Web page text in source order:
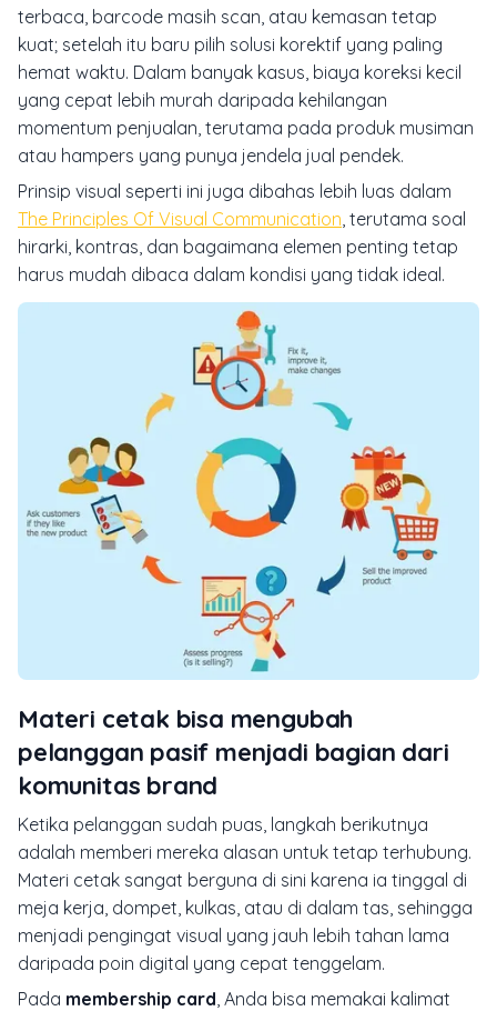
terbaca, barcode masih scan, atau kemasan tetap
kuat; setelah itu baru pilih solusi korektif yang paling
hemat waktu. Dalam banyak kasus, biaya koreksi kecil
yang cepat lebih murah daripada kehilangan
momentum penjualan, terutama pada produk musiman
atau hampers yang punya jendela jual pendek.
Prinsip visual seperti ini juga dibahas lebih luas dalam
The Principles Of Visual Communication , terutama soal
hirarki, kontras, dan bagaimana elemen penting tetap
harus mudah dibaca dalam kondisi yang tidak ideal.
Materi cetak bisa mengubah
pelanggan pasif menjadi bagian dari
komunitas brand
Ketika pelanggan sudah puas, langkah berikutnya
adalah memberi mereka alasan untuk tetap terhubung.
Materi cetak sangat berguna di sini karena ia tinggal di
meja kerja, dompet, kulkas, atau di dalam tas, sehingga
menjadi pengingat visual yang jauh lebih tahan lama
daripada poin digital yang cepat tenggelam.
Pada membership card , Anda bisa memakai kalimat